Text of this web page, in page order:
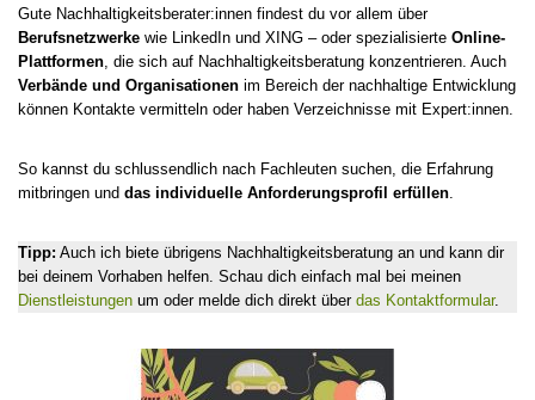
Gute Nachhaltigkeitsberater:innen findest du vor allem über
Berufsnetzwerke wie LinkedIn und XING – oder spezialisierte Online-
Plattformen, die sich auf Nachhaltigkeitsberatung konzentrieren. Auch
Verbände und Organisationen im Bereich der nachhaltige Entwicklung
können Kontakte vermitteln oder haben Verzeichnisse mit Expert:innen.
So kannst du schlussendlich nach Fachleuten suchen, die Erfahrung
mitbringen und das individuelle Anforderungsprofil erfüllen.
Tipp: Auch ich biete übrigens Nachhaltigkeitsberatung an und kann dir
bei deinem Vorhaben helfen. Schau dich einfach mal bei meinen
Dienstleistungen um oder melde dich direkt über das Kontaktformular.